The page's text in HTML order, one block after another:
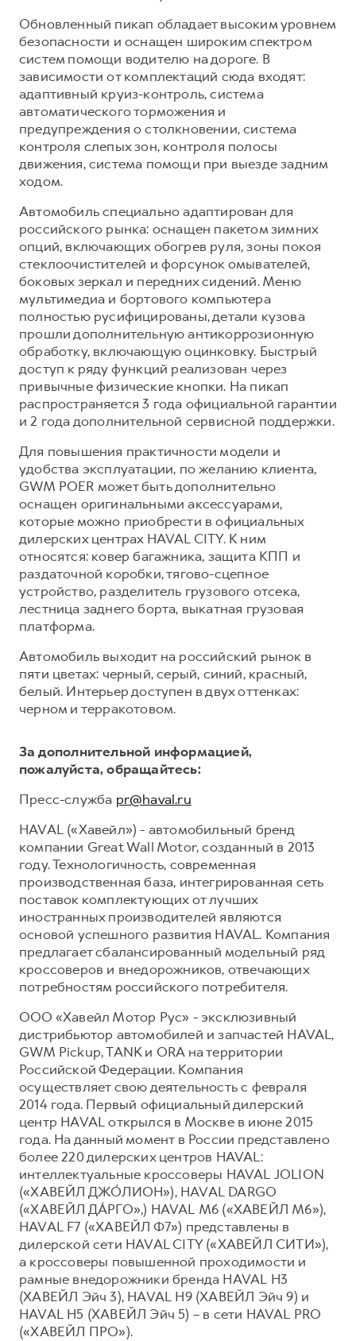
Обновленный пикап обладает высоким уровнем
безопасности и оснащен широким спектром
систем помощи водителю на дороге. В
зависимости от комплектаций сюда входят:
адаптивный круиз-контроль, система
автоматического торможения и
предупреждения о столкновении, система
контроля слепых зон, контроля полосы
движения, система помощи при выезде задним
ходом.
Автомобиль специально адаптирован для
российского рынка: оснащен пакетом зимних
опций, включающих обогрев руля, зоны покоя
стеклоочистителей и форсунок омывателей,
боковых зеркал и передних сидений. Меню
мультимедиа и бортового компьютера
полностью русифицированы, детали кузова
прошли дополнительную антикоррозионную
обработку, включающую оцинковку. Быстрый
доступ к ряду функций реализован через
привычные физические кнопки. На пикап
распространяется 3 года официальной гарантии
и 2 года дополнительной сервисной поддержки.
Для повышения практичности модели и
удобства эксплуатации, по желанию клиента,
GWM POER может быть дополнительно
оснащен оригинальными аксессуарами,
которые можно приобрести в официальных
дилерских центрах HAVAL CITY. К ним
относятся: ковер багажника, защита КПП и
раздаточной коробки, тягово-сцепное
устройство, разделитель грузового отсека,
лестница заднего борта, выкатная грузовая
платформа.
Автомобиль выходит на российский рынок в
пяти цветах: черный, серый, синий, красный,
белый. Интерьер доступен в двух оттенках:
черном и терракотовом.
За дополнительной информацией,
пожалуйста, обращайтесь:
Пресс-служба pr@haval.ru
HAVAL («Хавейл») - автомобильный бренд
компании Great Wall Motor, созданный в 2013
году. Технологичность, современная
производственная база, интегрированная сеть
поставок комплектующих от лучших
иностранных производителей являются
основой успешного развития HAVAL. Компания
предлагает сбалансированный модельный ряд
кроссоверов и внедорожников, отвечающих
потребностям российского потребителя.
ООО «Хавейл Мотор Рус» - эксклюзивный
дистрибьютор автомобилей и запчастей HAVAL,
GWM Pickup, TANK и ORA на территории
Российской Федерации. Компания
осуществляет свою деятельность с февраля
2014 года. Первый официальный дилерский
центр HAVAL открылся в Москве в июне 2015
года. На данный момент в России представлено
более 220 дилерских центров HAVAL:
интеллектуальные кроссоверы HAVAL JOLION
(«ХАВЕЙЛ ДЖО́ЛИОН»), HAVAL DARGO
(«ХАВЕЙЛ ДА́РГО»,) HAVAL М6 («ХАВЕЙЛ M6»),
HAVAL F7 («ХАВЕЙЛ Ф7») представлены в
дилерской сети HAVAL CITY («ХАВЕЙЛ СИТИ»),
а кроссоверы повышенной проходимости и
рамные внедорожники бренда HAVAL H3
(ХАВЕЙЛ Эйч 3), HAVAL H9 (ХАВЕЙЛ Эйч 9) и
HAVAL H5 (ХАВЕЙЛ Эйч 5) – в сети HAVAL PRO
(«ХАВЕЙЛ ПРО»).